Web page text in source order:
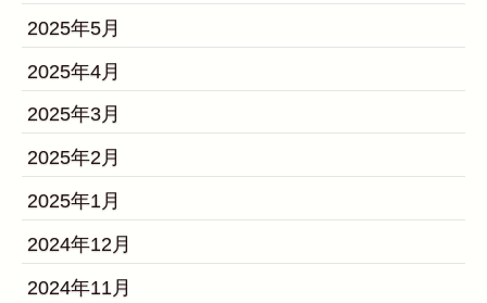
2025年5月
2025年4月
2025年3月
2025年2月
2025年1月
2024年12月
2024年11月